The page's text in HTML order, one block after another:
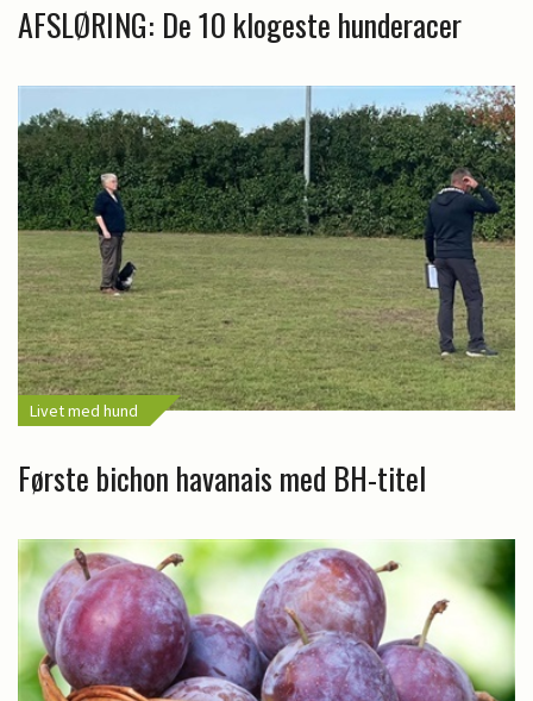
AFSLØRING: De 10 klogeste hunderacer
Livet med hund
Første bichon havanais med BH-titel